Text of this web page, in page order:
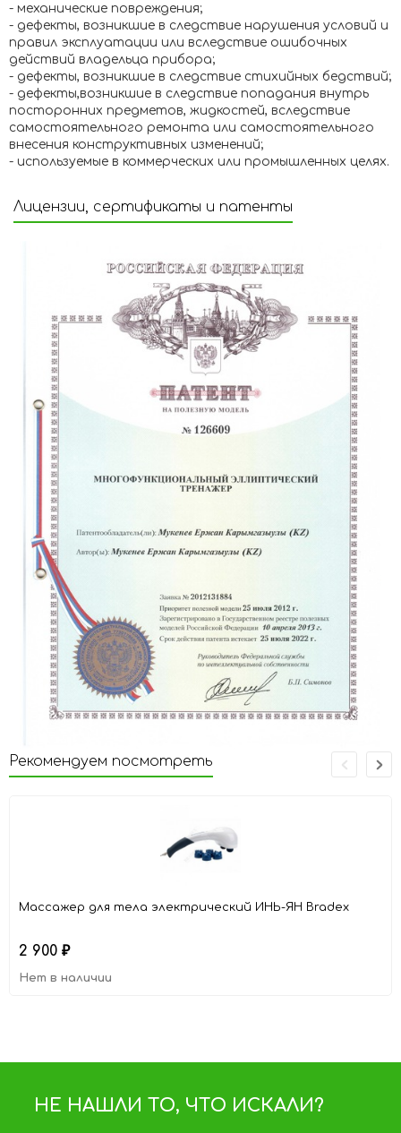
- механические повреждения;
- дефекты, возникшие в следствие нарушения условий и
правил эксплуатации или вследствие ошибочных
действий владельца прибора;
- дефекты, возникшие в следствие стихийных бедствий;
- дефекты,возникшие в следствие попадания внутрь
посторонних предметов, жидкостей, вследствие
самостоятельного ремонта или самостоятельного
внесения конструктивных изменений;
- используемые в коммерческих или промышленных целях.
Лицензии, сертификаты и патенты
Рекомендуем посмотреть
Массажер для тела электрический ИНЬ-ЯН Bradex
2 900 ₽
Нет в наличии
НЕ НАШЛИ ТО, ЧТО ИСКАЛИ?